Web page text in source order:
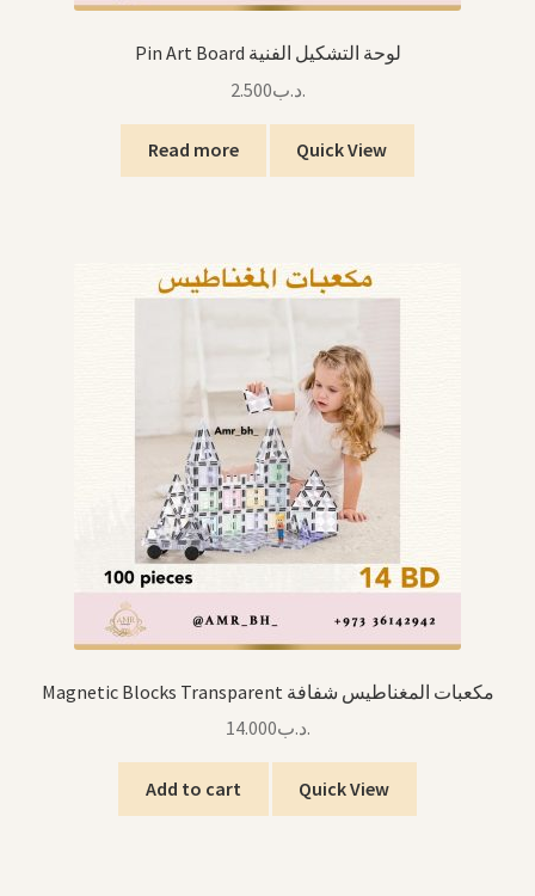
Pin Art Board لوحة التشكيل الفنية
.د.ب2.500
Read more Quick View
Magnetic Blocks Transparent مكعبات المغناطيس شفافة
.د.ب14.000
Add to cart Quick View